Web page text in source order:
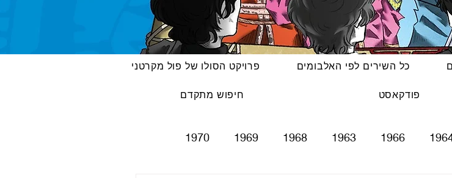
כל השירים לפי האלבומים פרויקט הסולו של פול מקרטני
פודקאסט חיפוש מתקדם
1966
1963
1968
1969
1970